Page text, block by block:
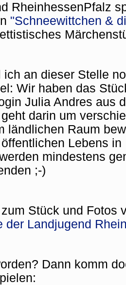
RheinhessenPfalz
"Schneewittchen &
ich an dieser Stelle
Wir haben das
Julia Andres aus
darin um
ländlichen Raum
Lebens
mindestens
;-)
Stück und Fotos
der Landjugend
Dann komm